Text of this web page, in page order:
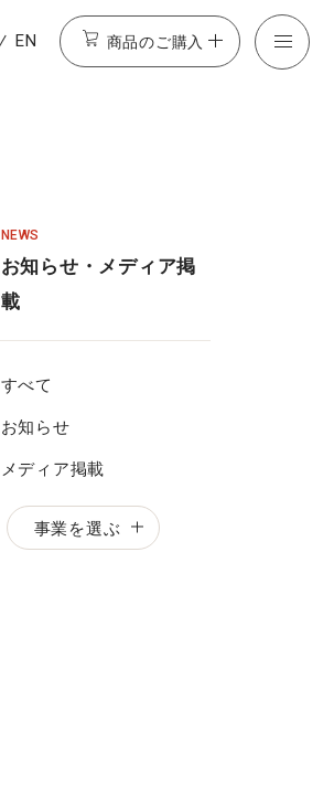
EN 商品のご購入
NEWS
お知らせ・メディア掲
載
すべて
お知らせ
メディア掲載
事業を選ぶ